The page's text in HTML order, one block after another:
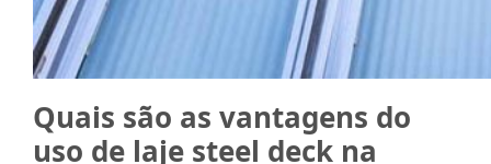
Quais são as vantagens do
uso de laje steel deck na